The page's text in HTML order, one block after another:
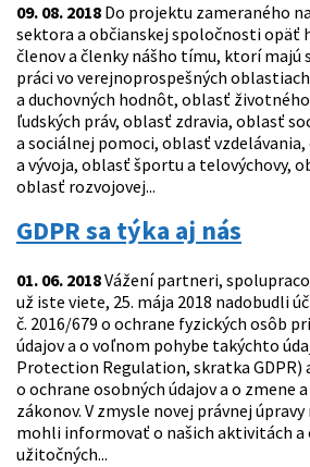
09. 08. 2018 Do projektu zameraného
sektora a občianskej spoločnosti opäť
členov a členky nášho tímu, ktorí majú
práci vo verejnoprospešných
a duchovných hodnôt, oblasť
ľudských práv, oblasť zdravia, oblasť
a sociálnej pomoci, oblasť vzdelávania,
a vývoja, oblasť športu a telovýchovy,
oblasť rozvojovej...
GDPR sa týka aj nás
01. 06. 2018Vážení partneri,
už iste viete, 25. mája 2018 nadobudli
č. 2016/679 o ochrane fyzických osôb
údajov a o voľnom pohybe takýchto
Protection Regulation, skratka GDPR)
o ochrane osobných údajov a o zmene
zákonov. V zmysle novej právnej úpravy
mohli informovať o našich aktivitách a
užitočných...